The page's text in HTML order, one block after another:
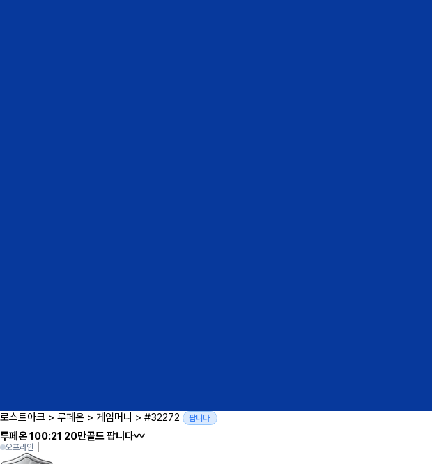
로스트아크 > 루페온 > 게임머니 > #32272 팝니다
루페온 100:21 20만골드 팝니다〰︎
오프라인